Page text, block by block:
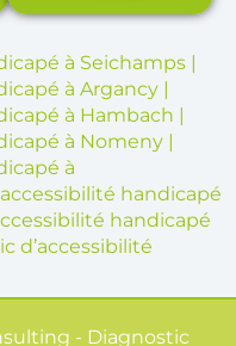
à Seichamps |
à Argancy |
à Hambach |
à Nomeny |
à
handicapé
handicapé
d’accessibilité
- Diagnostic